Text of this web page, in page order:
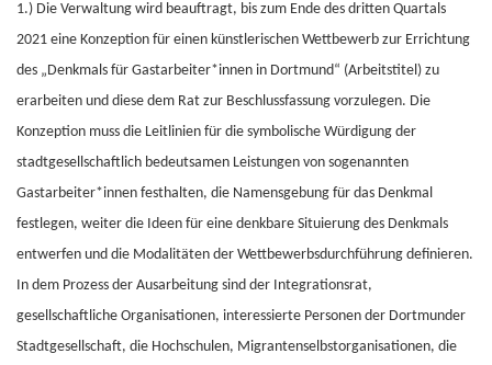
1.) Die Verwaltung wird beauftragt, bis zum Ende des dritten Quartals
2021 eine Konzeption für einen künstlerischen Wettbewerb zur Errichtung
des „Denkmals für Gastarbeiter*innen in Dortmund“ (Arbeitstitel) zu
erarbeiten und diese dem Rat zur Beschlussfassung vorzulegen. Die
Konzeption muss die Leitlinien für die symbolische Würdigung der
stadtgesellschaftlich bedeutsamen Leistungen von sogenannten
Gastarbeiter*innen festhalten, die Namensgebung für das Denkmal
festlegen, weiter die Ideen für eine denkbare Situierung des Denkmals
entwerfen und die Modalitäten der Wettbewerbsdurchführung definieren.
In dem Prozess der Ausarbeitung sind der Integrationsrat,
gesellschaftliche Organisationen, interessierte Personen der Dortmunder
Stadtgesellschaft, die Hochschulen, Migrantenselbstorganisationen, die